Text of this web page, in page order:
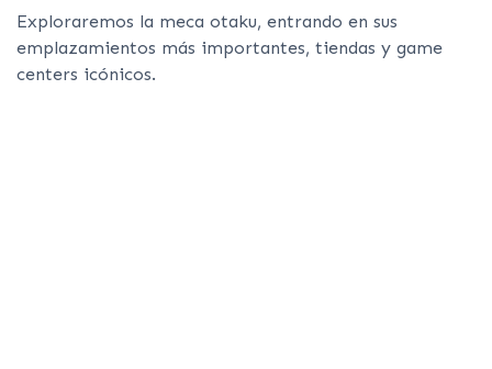
Exploraremos la meca otaku, entrando en sus
emplazamientos más importantes, tiendas y game
centers icónicos.